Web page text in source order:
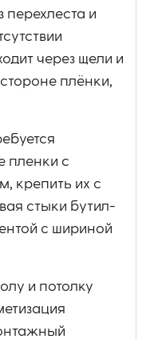
перехлеста и
через щели и
плёнки,
пленки с
крепить их с
стыки бутил-
с шириной
и потолку